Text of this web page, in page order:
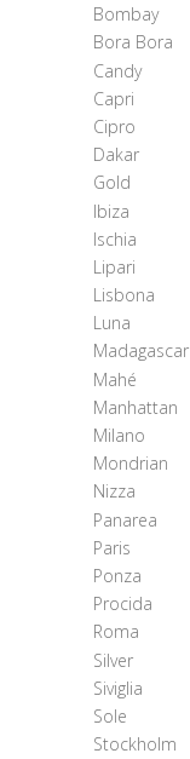
Bombay
Bora Bora
Candy
Capri
Cipro
Dakar
Gold
Ibiza
Ischia
Lipari
Lisbona
Luna
Madagascar
Mahé
Manhattan
Milano
Mondrian
Nizza
Panarea
Paris
Ponza
Procida
Roma
Silver
Siviglia
Sole
Stockholm